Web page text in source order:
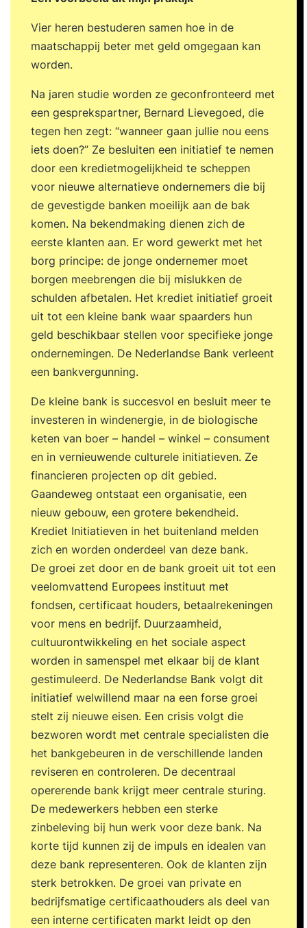
Vier heren bestuderen samen hoe in de
maatschappij beter met geld omgegaan kan
worden.
Na jaren studie worden ze geconfronteerd met
een gesprekspartner, Bernard Lievegoed, die
tegen hen zegt: “wanneer gaan jullie nou eens
iets doen?” Ze besluiten een initiatief te nemen
door een kredietmogelijkheid te scheppen
voor nieuwe alternatieve ondernemers die bij
de gevestigde banken moeilijk aan de bak
komen. Na bekendmaking dienen zich de
eerste klanten aan. Er word gewerkt met het
borg principe: de jonge ondernemer moet
borgen meebrengen die bij mislukken de
schulden afbetalen. Het krediet initiatief groeit
uit tot een kleine bank waar spaarders hun
geld beschikbaar stellen voor specifieke jonge
ondernemingen. De Nederlandse Bank verleent
een bankvergunning.
De kleine bank is succesvol en besluit meer te
investeren in windenergie, in de biologische
keten van boer – handel – winkel – consument
en in vernieuwende culturele initiatieven. Ze
financieren projecten op dit gebied.
Gaandeweg ontstaat een organisatie, een
nieuw gebouw, een grotere bekendheid.
Krediet Initiatieven in het buitenland melden
zich en worden onderdeel van deze bank.
De groei zet door en de bank groeit uit tot een
veelomvattend Europees instituut met
fondsen, certificaat houders, betaalrekeningen
voor mens en bedrijf. Duurzaamheid,
cultuurontwikkeling en het sociale aspect
worden in samenspel met elkaar bij de klant
gestimuleerd. De Nederlandse Bank volgt dit
initiatief welwillend maar na een forse groei
stelt zij nieuwe eisen. Een crisis volgt die
bezworen wordt met centrale specialisten die
het bankgebeuren in de verschillende landen
reviseren en controleren. De decentraal
opererende bank krijgt meer centrale sturing.
De medewerkers hebben een sterke
zinbeleving bij hun werk voor deze bank. Na
korte tijd kunnen zij de impuls en idealen van
deze bank representeren. Ook de klanten zijn
sterk betrokken. De groei van private en
bedrijfsmatige certificaathouders als deel van
een interne certificaten markt leidt op den